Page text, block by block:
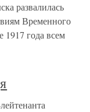
развалилась
Временного
1917 года всем